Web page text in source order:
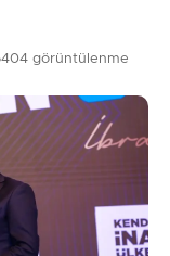
404 görüntülenme